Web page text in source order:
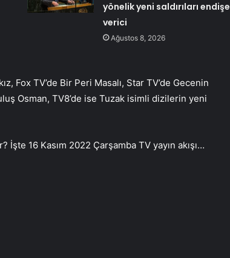
yönelik yeni saldırıları endişe
verici
Ağustos 8, 2026
Fox TV’de Bir Peri Masalı, Star TV’de Gecenin
Osman, TV8’de ise Tuzak isimli dizilerin yeni
16 Kasım 2022 Çarşamba TV yayın akışı…